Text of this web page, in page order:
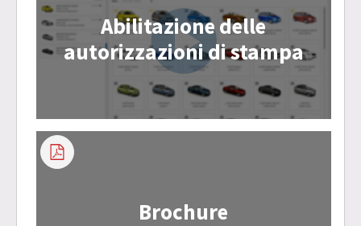
Abilitazione delle
autorizzazioni di stampa
Brochure